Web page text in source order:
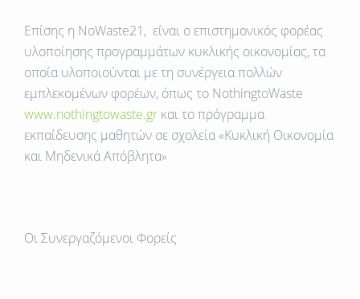
Επίσης η NoWaste21, είναι ο επιστημονικός φορέας
υλοποίησης προγραμμάτων κυκλικής οικονομίας, τα
οποία υλοποιούνται με τη συνέργεια πολλών
εμπλεκομένων φορέων, όπως το NothingtoWaste
www.nothingtowaste.gr και το πρόγραμμα
εκπαίδευσης μαθητών σε σχολεία «Κυκλική Οικονομία
και Μηδενικά Απόβλητα»
Οι Συνεργαζόμενοι Φορείς